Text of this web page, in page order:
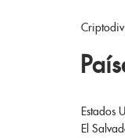
Estados
El